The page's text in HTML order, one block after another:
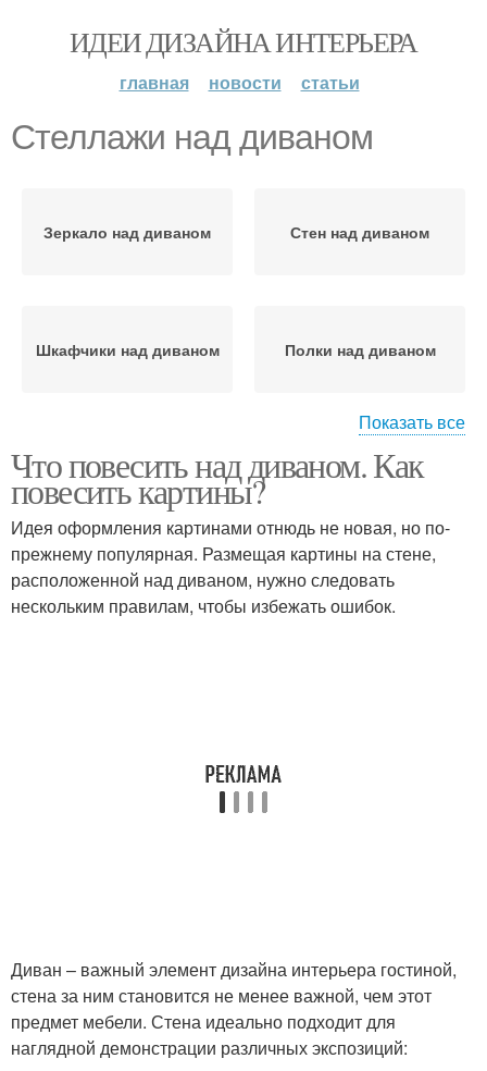
ИДЕИ ДИЗАЙНА ИНТЕРЬЕРА
главная новости статьи
Стеллажи над диваном
Зеркало над диваном Стен над диваном
Шкафчики над диваном Полки над диваном
Ниши над диваном Стеллажи для книг
Удобные стеллажи Стены над диваном
Показать все
Что повесить над диваном. Как
повесить картины?
Идея оформления картинами отнюдь не новая, но по-
прежнему популярная. Размещая картины на стене,
расположенной над диваном, нужно следовать
нескольким правилам, чтобы избежать ошибок.
Диван – важный элемент дизайна интерьера гостиной,
стена за ним становится не менее важной, чем этот
предмет мебели. Стена идеально подходит для
наглядной демонстрации различных экспозиций: